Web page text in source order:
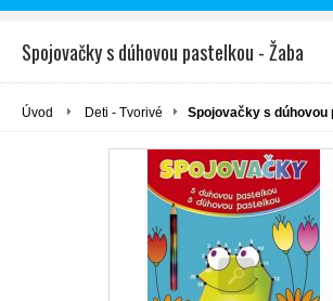
Spojovačky s dúhovou pastelkou - Žaba
Úvod Deti - Tvorivé Spojovačky s dúhovou